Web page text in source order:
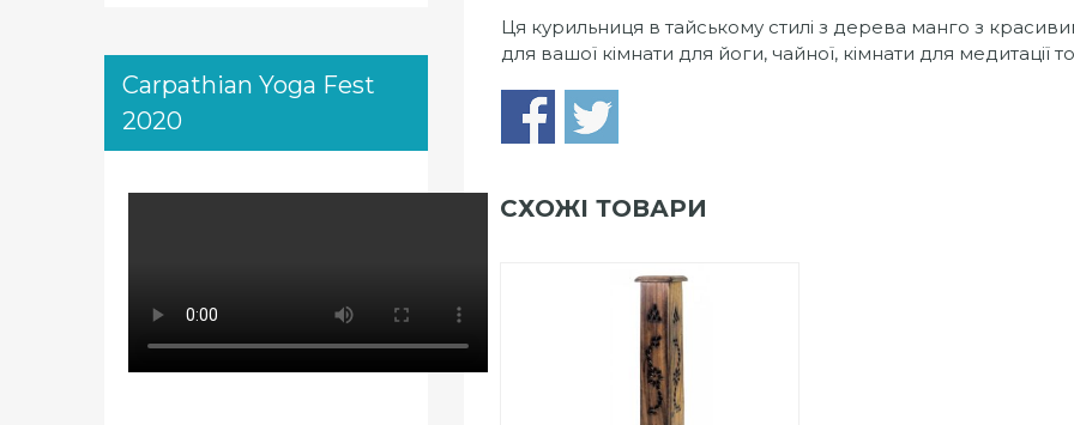
Ця курильниця в тайському стилі з дерева манго з
для вашої кімнати для йоги, чайної, кімнати для медитації
СХОЖІ ТОВАРИ
out
ПРИДБАТИ
Add to Wishlist
Carpathian Yoga Fest
2020